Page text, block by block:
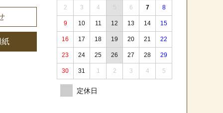
2 3 4 6 7 8
9 10 11 12 13 14 15
16 17 18 19 20 21 22
23 24 25 26 27 28 29
30 31 1 2 3 4 5